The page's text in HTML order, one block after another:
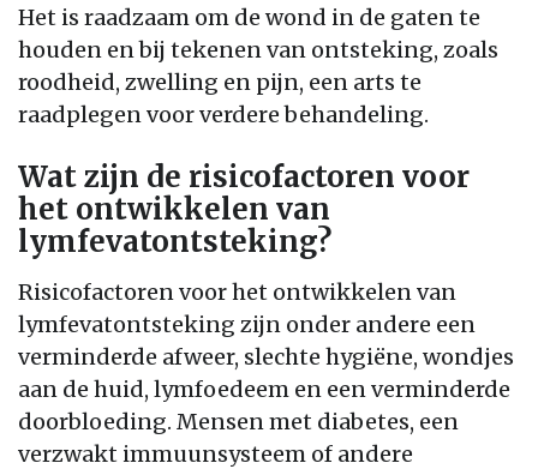
Het is raadzaam om de wond in de gaten te
houden en bij tekenen van ontsteking, zoals
roodheid, zwelling en pijn, een arts te
raadplegen voor verdere behandeling.
Wat zijn de risicofactoren voor
het ontwikkelen van
lymfevatontsteking?
Risicofactoren voor het ontwikkelen van
lymfevatontsteking zijn onder andere een
verminderde afweer, slechte hygiëne, wondjes
aan de huid, lymfoedeem en een verminderde
doorbloeding. Mensen met diabetes, een
verzwakt immuunsysteem of andere